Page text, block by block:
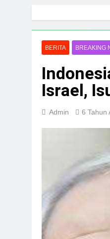
BERITA BREAKING
Israel,
Admin 6 Tahun